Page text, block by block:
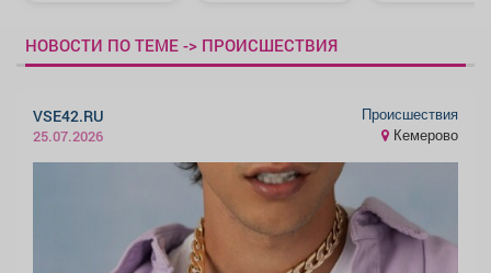
НОВОСТИ ПО ТЕМЕ -> ПРОИСШЕСТВИЯ
VSE42.RU
25.07.2026
Происшествия
Кемерово